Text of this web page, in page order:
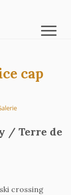
cap
/ Terre de
crossing